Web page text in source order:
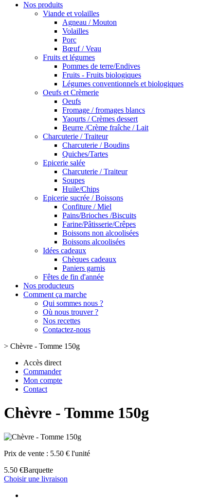
Nos produits
Viande et volailles
Agneau / Mouton
Volailles
Porc
Bœuf / Veau
Fruits et légumes
Pommes de terre/Endives
Fruits - Fruits biologiques
Légumes conventionnels et biologiques
Oeufs et Crèmerie
Oeufs
Fromage / fromages blancs
Yaourts / Crèmes dessert
Beurre /Crème fraîche / Lait
Charcuterie / Traiteur
Charcuterie / Boudins
Quiches/Tartes
Epicerie salée
Charcuterie / Traiteur
Soupes
Huile/Chips
Epicerie sucrée / Boissons
Confiture / Miel
Pains/Brioches /Biscuits
Farine/Pâtisserie/Crêpes
Boissons non alcoolisées
Boissons alcoolisées
Idées cadeaux
Chèques cadeaux
Paniers garnis
Fêtes de fin d'année
Nos producteurs
Comment ça marche
Qui sommes nous ?
Où nous trouver ?
Nos recettes
Contactez-nous
> Chèvre - Tomme 150g
Accès direct
Commander
Mon compte
Contact
Chèvre - Tomme 150g
Prix de vente : 5.50 € l'unité
5.50 €Barquette
Choisir une livraison